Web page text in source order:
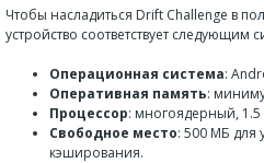
Чтобы насладиться Drift Challenge в
устройство соответствует следующим
Операционная система:
Оперативная память:
Процессор: многоядерный,
Свободное место: 500 МБ для
кэширования.